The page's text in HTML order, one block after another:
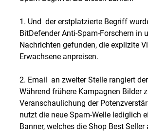
1. Und  der erstplatzierte Begriff
BitDefender Anti-Spam-Forschern in
Nachrichten gefunden, die explizite
Erwachsene anpreisen.
2. Email  an zweiter Stelle rangiert
Während frühere Kampagnen Bilder
Veranschaulichung der
nutzt die neue Spam-Welle lediglich
Banner, welches die Shop Best